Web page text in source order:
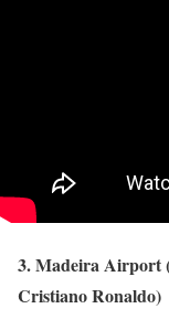
3. Madeira Airport
Cristiano Ronaldo)